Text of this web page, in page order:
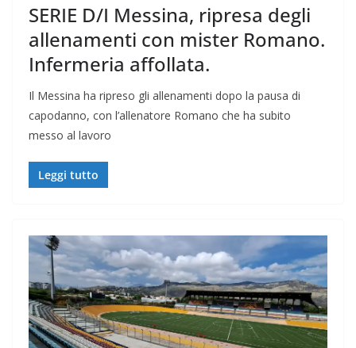
SERIE D/I Messina, ripresa degli
allenamenti con mister Romano.
Infermeria affollata.
Il Messina ha ripreso gli allenamenti dopo la pausa di
capodanno, con l’allenatore Romano che ha subito
messo al lavoro
Leggi tutto